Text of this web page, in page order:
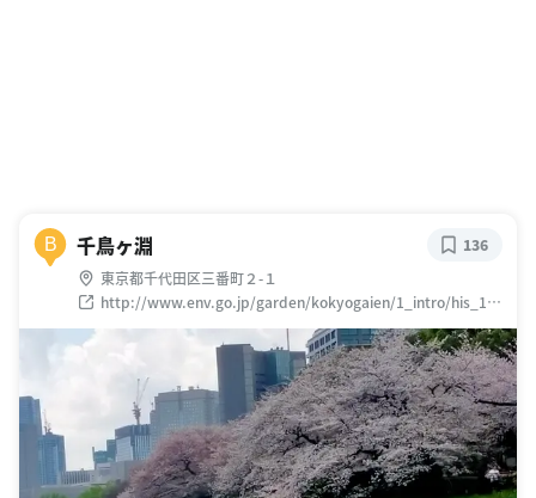
B 千鳥ヶ淵
東京都千代田区三番町２-１
http://www.env.go.jp/garden/kokyogaien/1_intro/his_10.
html
136